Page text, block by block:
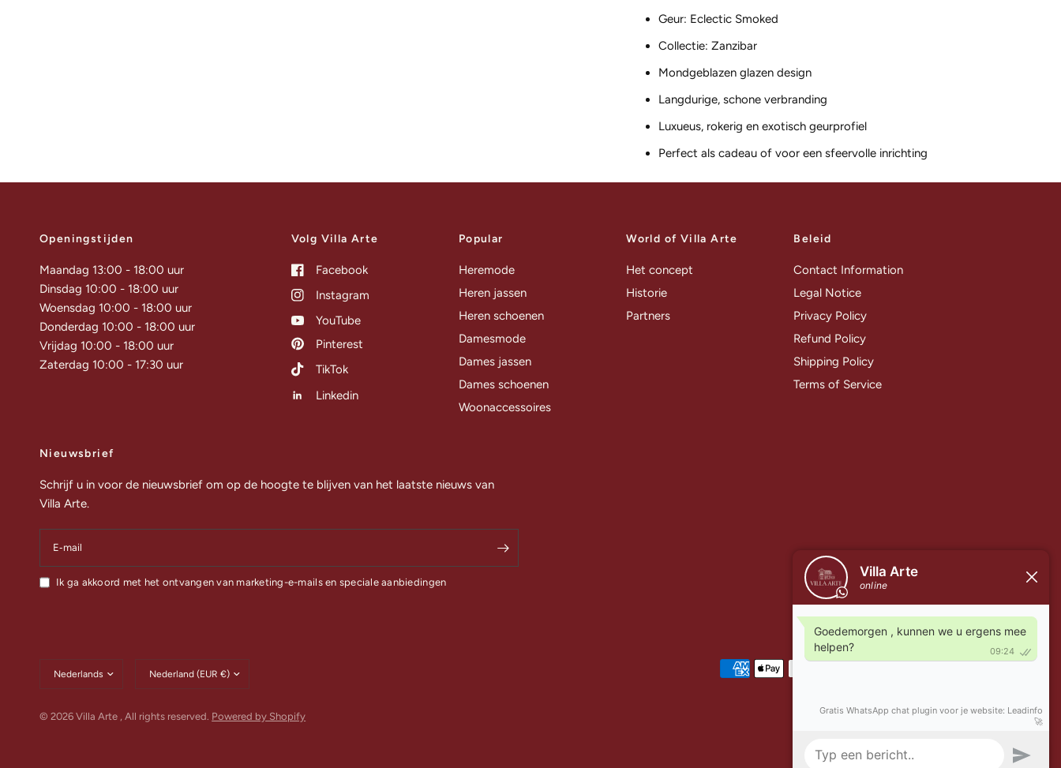
Geur: Eclectic Smoked
Collectie: Zanzibar
Mondgeblazen glazen design
Langdurige, schone verbranding
Luxueus, rokerig en exotisch geurprofiel
Perfect als cadeau of voor een sfeervolle inrichting
Openingstijden
Maandag 13:00 - 18:00 uur
Dinsdag 10:00 - 18:00 uur
Woensdag 10:00 - 18:00 uur
Donderdag 10:00 - 18:00 uur
Vrijdag 10:00 - 18:00 uur
Zaterdag 10:00 - 17:30 uur
Volg Villa Arte
Facebook
Instagram
YouTube
Pinterest
TikTok
Linkedin
Popular
Heremode
Heren jassen
Heren schoenen
Damesmode
Dames jassen
Dames schoenen
Woonaccessoires
World of Villa Arte
Het concept
Historie
Partners
Beleid
Contact Information
Legal Notice
Privacy Policy
Refund Policy
Shipping Policy
Terms of Service
Nieuwsbrief
Schrijf u in voor de nieuwsbrief om op de hoogte te blijven van het laatste nieuws van
Villa Arte.
E‑mail
Ik ga akkoord met het ontvangen van marketing-e-mails en speciale aanbiedingen
© 2026 Villa Arte , All rights reserved. Powered by Shopify